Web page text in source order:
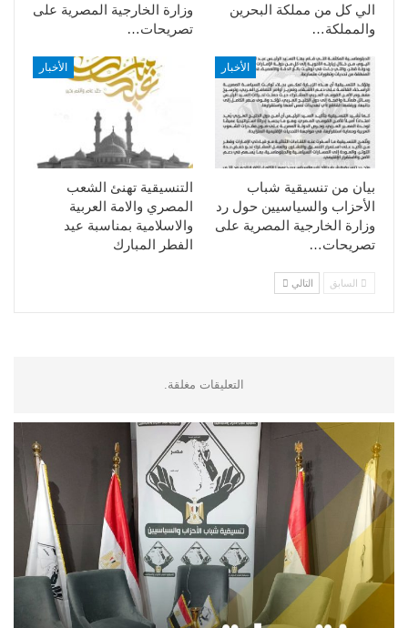
وزارة الخارجية المصرية على
تصريحات…
الي كل من مملكة البحرين
والمملكة…
الأخبار
التنسيقية تهنئ الشعب
المصري والامة العربية
والاسلامية بمناسبة عيد
الفطر المبارك
الأخبار
بيان من تنسيقية شباب
الأحزاب والسياسيين حول رد
وزارة الخارجية المصرية على
تصريحات…
السابق التالي
التعليقات مغلقة.